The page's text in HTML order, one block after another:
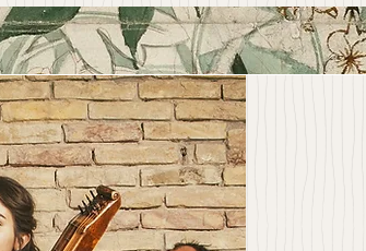
tevékenykedem.